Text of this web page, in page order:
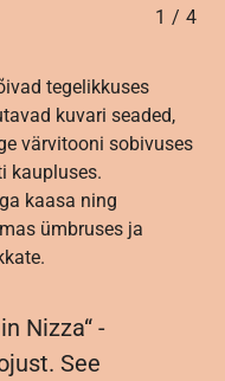
1 / 4
tegelikkuses
kuvari seaded,
värvitooni sobivuses
kaupluses.
kaasa ning
ümbruses ja
Nizza“ -
See